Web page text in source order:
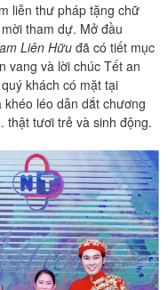
liễn thư pháp tặng chữ
tham dự. Mở đầu
Liên Hữu đã có tiết mục
vang và lời chúc Tết an
khách có mặt tại
léo dẫn dắt chương
thật tươi trẻ và sinh động.